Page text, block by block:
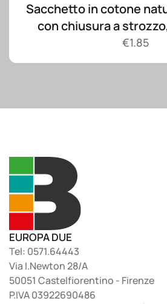
Sacchetto in cotone
con chiusura a
€1.85
EUROPA DUE
Tel: 0571.64443
Via I.Newton 28/A
50051 Castelfiorentino - Firenze
P.IVA 03922690486